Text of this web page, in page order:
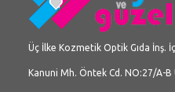
Üç İlke Kozmetik Optik Gıda İnş.
Kanuni Mh. Öntek Cd. NO:27/A-